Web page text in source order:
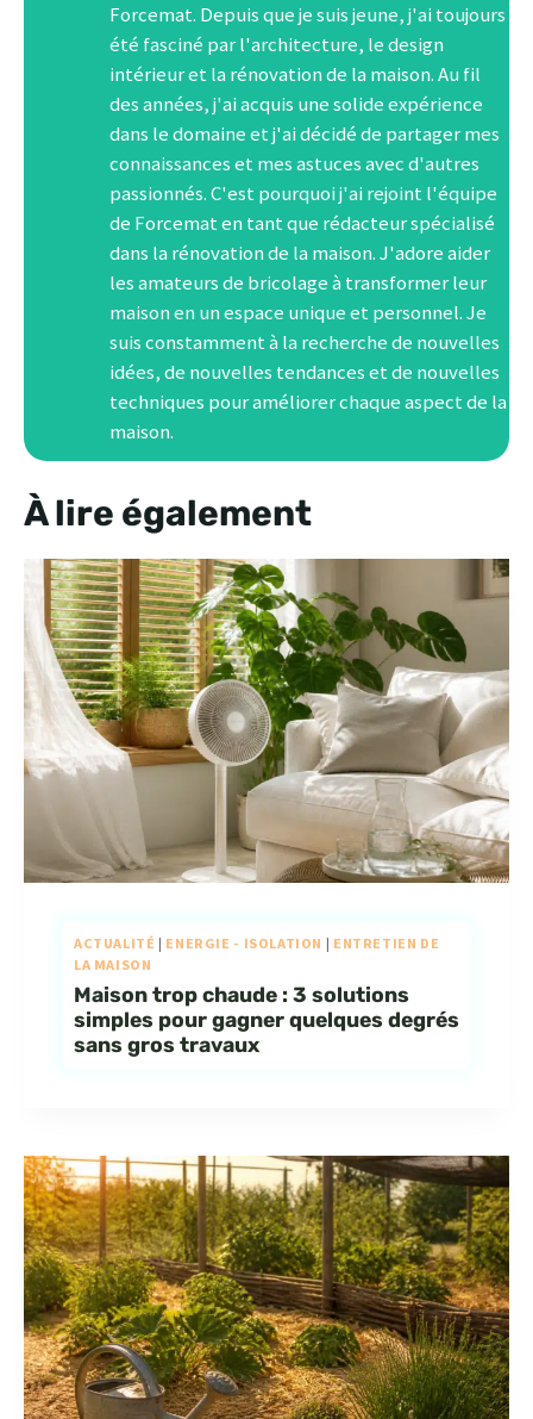
Forcemat. Depuis que je suis jeune, j'ai toujours
été fasciné par l'architecture, le design
intérieur et la rénovation de la maison. Au fil
des années, j'ai acquis une solide expérience
dans le domaine et j'ai décidé de partager mes
connaissances et mes astuces avec d'autres
passionnés. C'est pourquoi j'ai rejoint l'équipe
de Forcemat en tant que rédacteur spécialisé
dans la rénovation de la maison. J'adore aider
les amateurs de bricolage à transformer leur
maison en un espace unique et personnel. Je
suis constamment à la recherche de nouvelles
idées, de nouvelles tendances et de nouvelles
techniques pour améliorer chaque aspect de la
maison.
À lire également
ACTUALITÉ | ENERGIE - ISOLATION | ENTRETIEN DE
LA MAISON
Maison trop chaude : 3 solutions
simples pour gagner quelques degrés
sans gros travaux